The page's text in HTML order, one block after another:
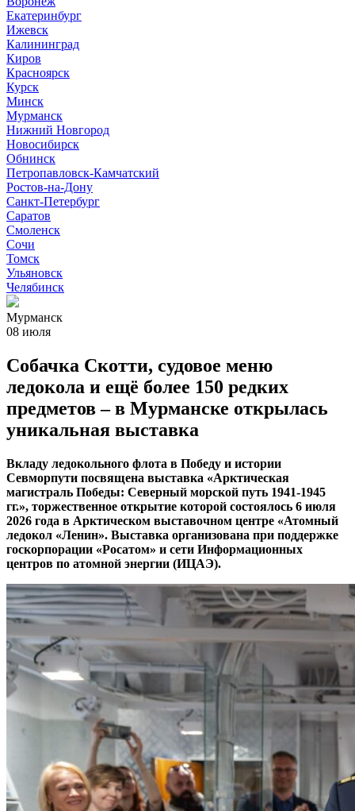
Екатеринбург
Ижевск
Калининград
Киров
Красноярск
Курск
Минск
Мурманск
Нижний Новгород
Новосибирск
Обнинск
Петропавловск-Камчатский
Ростов-на-Дону
Санкт-Петербург
Саратов
Смоленск
Сочи
Томск
Ульяновск
Челябинск
Мурманск
08 июля
Собачка Скотти, судовое меню
ледокола и ещё более 150 редких
предметов – в Мурманске открылась
уникальная выставка
Вкладу ледокольного флота в Победу и истории
Севморпути посвящена выставка «Арктическая
магистраль Победы: Северный морской путь 1941-1945
гг.», торжественное открытие которой состоялось 6 июля
2026 года в Арктическом выставочном центре «Атомный
ледокол «Ленин». Выставка организована при поддержке
госкорпорации «Росатом» и сети Информационных
центров по атомной энергии (ИЦАЭ).